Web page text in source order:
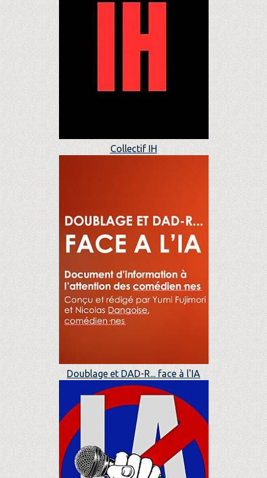
Collectif IH
Doublage et DAD-R... face à l'IA